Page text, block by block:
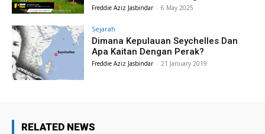
Freddie Aziz Jasbindar - 6 May 2025
Sejarah
Dimana Kepulauan Seychelles Dan
Apa Kaitan Dengan Perak?
Freddie Aziz Jasbindar - 21 January 2019
RELATED NEWS